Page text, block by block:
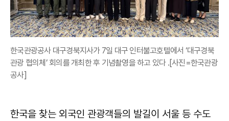
한국관광공사 대구경북지사가 7일 대구 인터불고호텔에서 ‘대구경북
관광 협의체’ 회의를 개최한 후 기념촬영을 하고 있다 .[사진=한국관광
공사]
한국을 찾는 외국인 관광객들의 발길이 서울 등 수도